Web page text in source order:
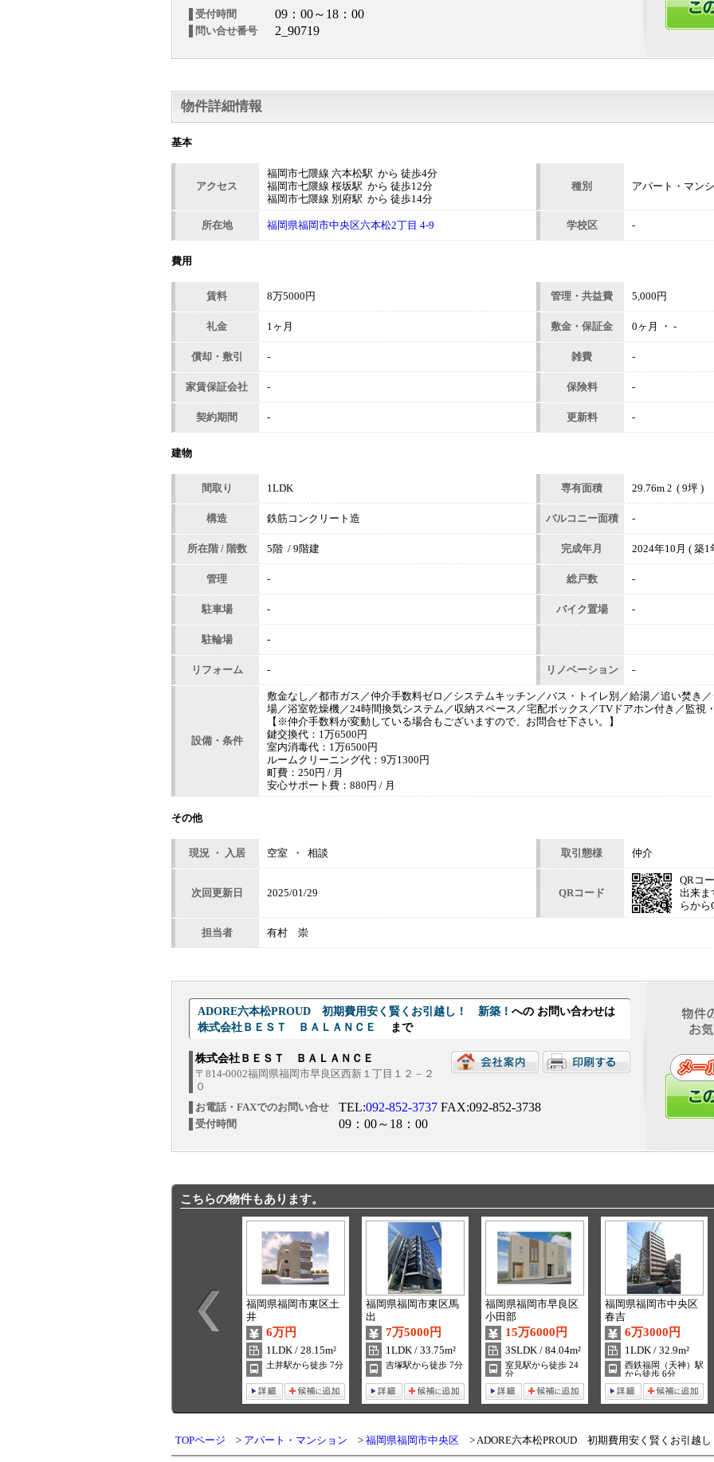
受付時間 09：00～18：00
問い合せ番号 2_90719
物件詳細情報
基本
アクセス
福岡市七隈線 六本松駅 から 徒歩4分
福岡市七隈線 桜坂駅 から 徒歩12分
福岡市七隈線 別府駅 から 徒歩14分
種別 アパート・マン
所在地 福岡県福岡市中央区六本松2丁目 4-9 学校区 -
費用
賃料 8万5000円 管理・共益費 5,000円
礼金 1ヶ月 敷金・保証金 0ヶ月 ・ -
償却・敷引 - 雑費 -
家賃保証会社 - 保険料 -
契約期間 - 更新料 -
建物
間取り 1LDK 専有面積 29.76m 2( 9坪 )
構造 鉄筋コンクリート造 バルコニー面積 -
所在階 / 階数 5階 / 9階建 完成年月 2024年10月 ( 築1
管理 - 総戸数 -
駐車場 - バイク置場 -
駐輪場 -
リフォーム - リノベーション -
設備・条件
敷金なし／都市ガス／仲介手数料ゼロ／システムキッチン／バス・トイレ別／給湯／追い焚き
場／浴室乾燥機／24時間換気システム／収納スペース／宅配ボックス／TVドアホン付き／監視
【※仲介手数料が変動している場合もございますので、お問合せ下さい。】
鍵交換代：1万6500円
室内消毒代：1万6500円
ルームクリーニング代：9万1300円
町費：250円 / 月
安心サポート費：880円 / 月
その他
現況 ・ 入居 空室 ・ 相談 取引態様 仲介
次回更新日 2025/01/29 QRコード
QRコ
出来ま
らから
担当者 有村 崇
ADORE六本松PROUD 初期費用安く賢くお引越し！ 新築！ への お問い合わせは
株式会社ＢＥＳＴ ＢＡＬＡＮＣＥ
まで
株式会社ＢＥＳＴ ＢＡＬＡＮＣＥ
〒814-0002福岡県福岡市早良区西新１丁目１２－２
０
お電話・FAXでのお問い合せ
TEL:092-852-3737FAX:092-852-3738
受付時間 09：00～18：00
こちらの物件もあります。
福岡県福岡市東区土
井
6万円
1LDK / 28.15m²
土井駅から徒歩 7分
福岡県福岡市東区馬
出
7万5000円
1LDK / 33.75m²
吉塚駅から徒歩 7分
福岡県福岡市早良区
小田部
15万6000円
3SLDK / 84.04m²
室見駅から徒歩 24
分
福岡県福岡市中央区
春吉
6万3000円
1LDK / 32.9m²
西鉄福岡（天神）駅
から徒歩 6分
TOPページ アパート・マンション 福岡県福岡市中央区 ADORE六本松PROUD 初期費用安く賢くお引越